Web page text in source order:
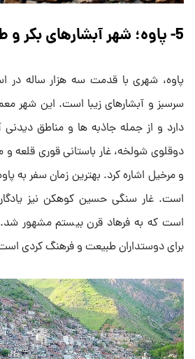
5- پاوه؛ شهر آبشارهای بکر و طبیعت کوهستانی
پاوه، شهری با قدمت سه هزار ساله در
سرسبز و آبشارهای زیبا است. این شهر
دارد و از جمله جاذبه ها و مناطق
دوقلوی شولخه، غار باستانی قوری قلعه
و مرخیل اشاره کرد. بهترین زمان سفر به
است. غار سنگی حسین کوهکن نیز
است که به فرهاد قرن بیستم مشهور
برای دوستداران طبیعت و فرهنگ کردی